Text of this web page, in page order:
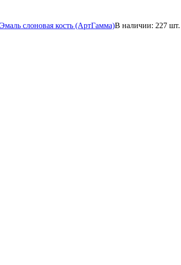
слоновая кость (АртГамма)В наличии: 227 шт.